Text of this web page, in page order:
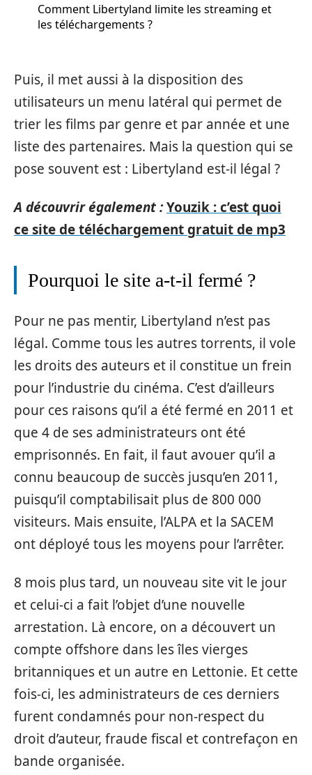
Comment Libertyland limite les streaming et
les téléchargements ?
Puis, il met aussi à la disposition des
utilisateurs un menu latéral qui permet de
trier les films par genre et par année et une
liste des partenaires. Mais la question qui se
pose souvent est : Libertyland est-il légal ?
A découvrir également :Youzik : c’est quoi
ce site de téléchargement gratuit de mp3
Pourquoi le site a-t-il fermé ?
Pour ne pas mentir, Libertyland n’est pas
légal. Comme tous les autres torrents, il vole
les droits des auteurs et il constitue un frein
pour l’industrie du cinéma. C’est d’ailleurs
pour ces raisons qu’il a été fermé en 2011 et
que 4 de ses administrateurs ont été
emprisonnés. En fait, il faut avouer qu’il a
connu beaucoup de succès jusqu’en 2011,
puisqu’il comptabilisait plus de 800 000
visiteurs. Mais ensuite, l’ALPA et la SACEM
ont déployé tous les moyens pour l’arrêter.
8 mois plus tard, un nouveau site vit le jour
et celui-ci a fait l’objet d’une nouvelle
arrestation. Là encore, on a découvert un
compte offshore dans les îles vierges
britanniques et un autre en Lettonie. Et cette
fois-ci, les administrateurs de ces derniers
furent condamnés pour non-respect du
droit d’auteur, fraude fiscal et contrefaçon en
bande organisée.